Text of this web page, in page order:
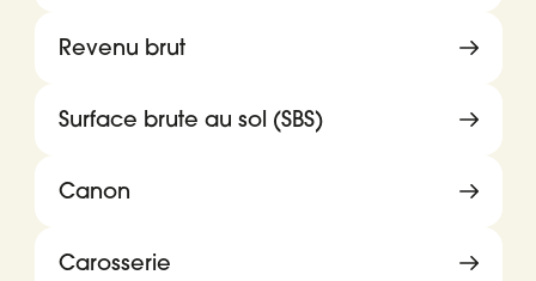
Revenu brut
Surface brute au sol (SBS)
Canon
Carosserie